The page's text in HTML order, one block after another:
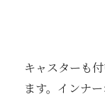
キャスターも
ます。インナ